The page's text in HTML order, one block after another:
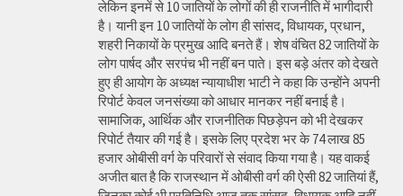
लेकिन इनमें से 10 जातियों के लोगों की ही राजनीति में भागीदारी
है। यानी इन 10 जातियों के लोग ही सांसद, विधायक, प्रधान,
शहरी निकायों के प्रमुख आदि बनते हैं। शेष वंचित 82 जातियों के
लोग पार्षद और सरपंच भी नहीं बन पाते। इस बड़े अंतर को देखते
हुए ही आयोग के अध्यक्ष न्यायाधीश भाटी ने कहा कि उन्होंने अपनी
रिपोर्ट केवल जनसंख्या को आधार मानकर नहीं बनाई है।
सामाजिक, आर्थिक और राजनीतिक पिछड़ेपन को भी देखकर
रिपोर्ट तैयार की गई है। इसके लिए प्रदेश भर के 74 लाख 85
हजार ओबीसी वर्ग के परिवारों से संवाद किया गया है। यह वाकई
अजीत बात है कि राजस्थान में ओबीसी वर्ग की ऐसी 82 जातियां हैं,